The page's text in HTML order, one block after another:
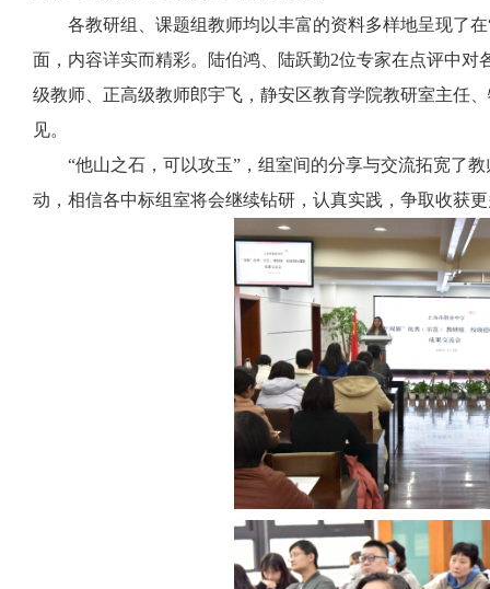
各教研组、课题组教师均以丰富的资料多样地呈现了
面，内容详实而精彩。陆伯鸿、陆跃勤2位专家在点评中对
级教师、正高级教师郎宇飞，静安区教育学院教研室主任
见。
“他山之石，可以攻玉”，组室间的分享与交流拓宽了
动，相信各中标组室将会继续钻研，认真实践，争取收获